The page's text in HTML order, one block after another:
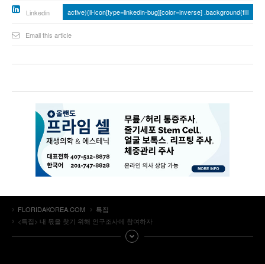
Linkedin active){li-icon[type=linkedin-bug][color=inverse] .background{fill
Email this article
FLORIDAKOREA.COM
특집
<특집> 내 몫을 찾기 위해 인구조사에 참여하자